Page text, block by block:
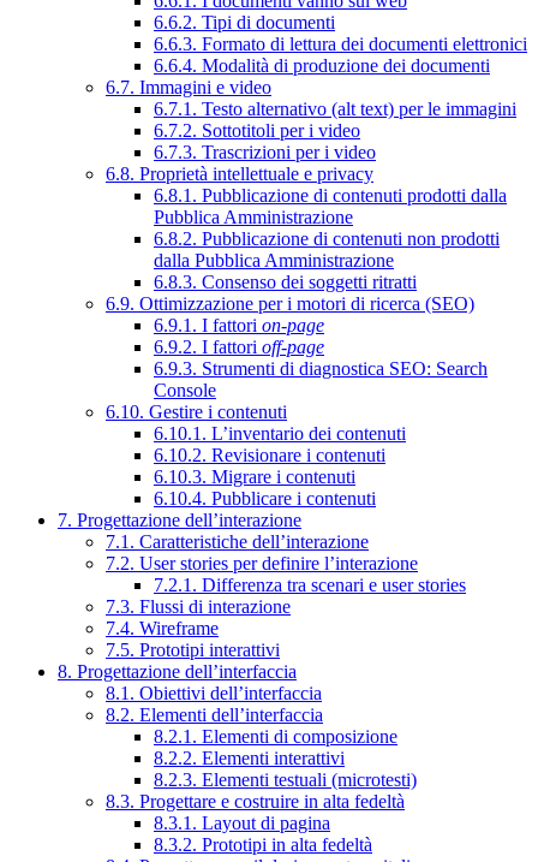
6.6.2. Tipi di documenti
6.6.3. Formato di lettura dei documenti elettronici
6.6.4. Modalità di produzione dei documenti
6.7. Immagini e video
6.7.1. Testo alternativo (alt text) per le immagini
6.7.2. Sottotitoli per i video
6.7.3. Trascrizioni per i video
6.8. Proprietà intellettuale e privacy
6.8.1. Pubblicazione di contenuti prodotti dalla
Pubblica Amministrazione
6.8.2. Pubblicazione di contenuti non prodotti
dalla Pubblica Amministrazione
6.8.3. Consenso dei soggetti ritratti
6.9. Ottimizzazione per i motori di ricerca (SEO)
6.9.1. I fattori on-page
6.9.2. I fattori off-page
6.9.3. Strumenti di diagnostica SEO: Search
Console
6.10. Gestire i contenuti
6.10.1. L’inventario dei contenuti
6.10.2. Revisionare i contenuti
6.10.3. Migrare i contenuti
6.10.4. Pubblicare i contenuti
7. Progettazione dell’interazione
7.1. Caratteristiche dell’interazione
7.2. User stories per definire l’interazione
7.2.1. Differenza tra scenari e user stories
7.3. Flussi di interazione
7.4. Wireframe
7.5. Prototipi interattivi
8. Progettazione dell’interfaccia
8.1. Obiettivi dell’interfaccia
8.2. Elementi dell’interfaccia
8.2.1. Elementi di composizione
8.2.2. Elementi interattivi
8.2.3. Elementi testuali (microtesti)
8.3. Progettare e costruire in alta fedeltà
8.3.1. Layout di pagina
8.3.2. Prototipi in alta fedeltà